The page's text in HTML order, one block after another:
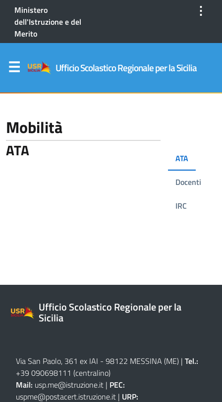
Ministero
dell'Istruzione e del
Merito
⋮
Ufficio Scolastico Regionale per la Sicilia
Mobilità
ATA
Docenti
IRC
ATA
Ufficio Scolastico Regionale per la
Sicilia
Via San Paolo, 361 ex IAI - 98122 MESSINA (ME) | Tel.:
+39 090698111 (centralino)
Mail: usp.me@istruzione.it | PEC:
uspme@postacert.istruzione.it | URP: